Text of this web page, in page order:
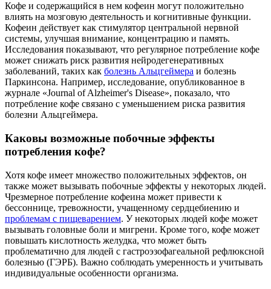
Кофе и содержащийся в нем кофеин могут положительно
влиять на мозговую деятельность и когнитивные функции.
Кофеин действует как стимулятор центральной нервной
системы, улучшая внимание, концентрацию и память.
Исследования показывают, что регулярное потребление кофе
может снижать риск развития нейродегенеративных
заболеваний, таких как болезнь Альцгеймера и болезнь
Паркинсона. Например, исследование, опубликованное в
журнале «Journal of Alzheimer's Disease», показало, что
потребление кофе связано с уменьшением риска развития
болезни Альцгеймера.
Каковы возможные побочные эффекты
потребления кофе?
Хотя кофе имеет множество положительных эффектов, он
также может вызывать побочные эффекты у некоторых людей.
Чрезмерное потребление кофеина может привести к
бессоннице, тревожности, учащенному сердцебиению и
проблемам с пищеварением. У некоторых людей кофе может
вызывать головные боли и мигрени. Кроме того, кофе может
повышать кислотность желудка, что может быть
проблематично для людей с гастроэзофагеальной рефлюксной
болезнью (ГЭРБ). Важно соблюдать умеренность и учитывать
индивидуальные особенности организма.